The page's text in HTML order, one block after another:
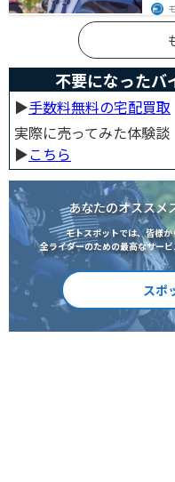
中で
吸盤
はベ
不要になったバ
▶︎手数料無料の宅配買取
実際に売ってみた体験談
▶︎こちら
あなたのオススメ
モトスポットでは、皆様
全ライダーのための最高なサー
スポ